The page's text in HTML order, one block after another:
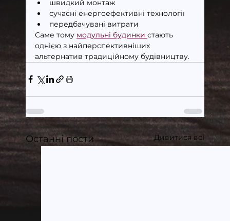
швидкий монтаж
сучасні енергоефективні технології
передбачувані витрати
Саме тому модульні будинки стають
однією з найперспективніших
альтернатив традиційному будівництву.
Останні пости Дивитися всі